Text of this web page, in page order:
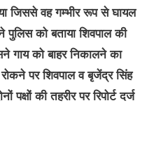
जिससे वह गम्भीर रूप से घायल
को बताया शिवपाल की
को बाहर निकालने का
पर शिवपाल व बृजेंद्र सिंह
की तहरीर पर रिपोर्ट दर्ज